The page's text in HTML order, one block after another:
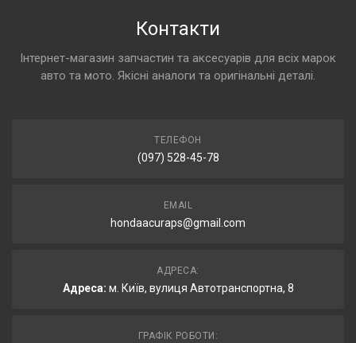
Контакти
Інтернет-магазин запчастин та аксесуарів для всіх марок
авто та мото. Якісні аналоги та оригінальні деталі.
ТЕЛЕФОН
(097) 528-45-78
EMAIL
hondaacuraps@gmail.com
АДРЕСА:
Адреса: м. Київ, вулиця Автотранспортна, 8
ГРАФІК РОБОТИ: